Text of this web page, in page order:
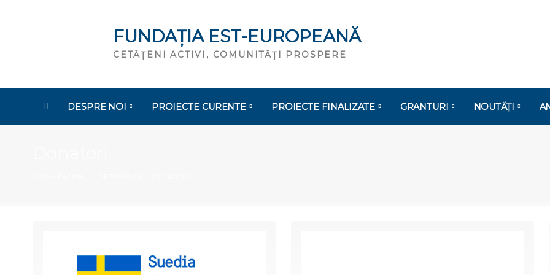
FUNDAȚIA EST-EUROPEANĂ
CETĂȚENI ACTIVI, COMUNITĂȚI PROSPERE
DESPRE NOI PROIECTE CURENTE PROIECTE FINALIZATE GRANTURI NOUTĂȚI